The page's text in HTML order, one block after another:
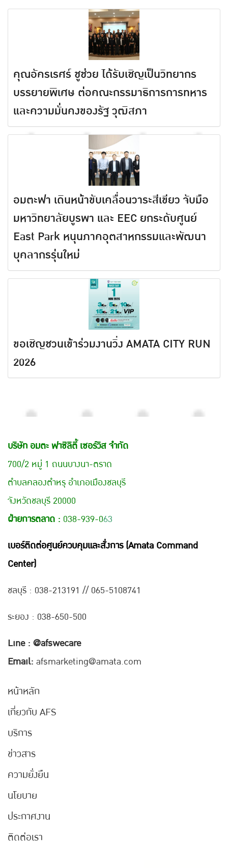
คุณอัครเรศร์ ชูช่วย ได้รับเชิญเป็นวิทยากร
บรรยายพิเศษ ต่อคณะกรรมาธิการการทหาร
และความมั่นคงของรัฐ วุฒิสภา
อมตะฟา เดินหน้าขับเคลื่อนวาระสีเขียว จับมือ
มหาวิทยาลัยบูรพา และ EEC ยกระดับศูนย์
East Park หนุนภาคอุตสาหกรรมและพัฒนา
บุคลากรรุ่นใหม่
ขอเชิญชวนเข้าร่วมงานวิ่ง AMATA CITY RUN
2026
บริษัท อมตะ ฟาซิลิตี้ เซอร์วิส จำกัด
700/2 หมู่ 1 ถนนบางนา-ตราด
ตำบลคลองตำหรุ อำเภอเมืองชลบุรี
จังหวัดชลบุรี 20000
ฝ่ายการตลาด : 038-939-063
เบอร์ติดต่อศูนย์ควบคุมและสั่งการ (Amata Command
Center)
ชลบุรี : 038-213191 // 065-5108741
ระยอง : 038-650-500
Line : @afswecare
Email: afsmarketing@amata.com
หน้าหลัก
เกี่ยวกับ AFS
บริการ
ข่าวสาร
ความยั่งยืน
นโยบาย
ประกาศงาน
ติดต่อเรา